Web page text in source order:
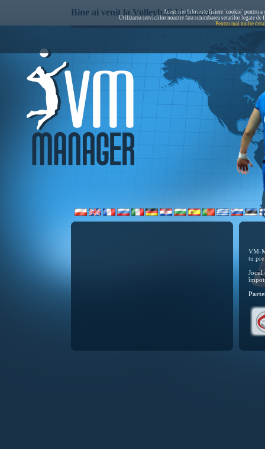
Bine ai venit la Volleyball Manager!
VM-
tu
Jocul
Acest site foloseste fisiere `cookie` pentru
Utilizarea serviciilor noastre fara schimbarea setarilor legate de
Pentru mai multe